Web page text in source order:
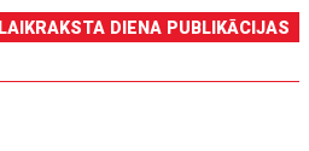
LAIKRAKSTA DIENA PUBLIKĀCIJAS